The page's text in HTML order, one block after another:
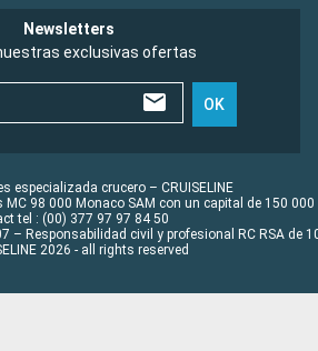
Newsletters
exclusivas ofertas
OK
especializada crucero – CRUISELINE
98 000 Monaco SAM con un capital de 150 000
tel : (00) 377 97 97 84 50
– Responsabilidad civil y profesional RC RSA de
2026 - all rights reserved